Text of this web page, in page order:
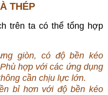
THÉP
trên ta có thể tổng hợp
giòn, có độ bền kéo
hợp với các ứng dụng
cần chịu lực lớn.
bỉ hơn với độ bền kéo